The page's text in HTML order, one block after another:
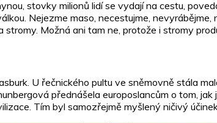
stovky milionů lidí se vydají na cestu,
Nejezme maso, necestujme,
Možná ani tam ne, protože i stromy
U řečnického pultu ve sněmovně stála
přednášela europoslancům o tom,
Tím byl samozřejmě myšlený ničivý